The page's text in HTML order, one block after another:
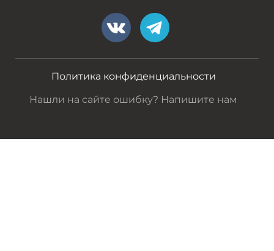
Политика конфиденциальности
Нашли на сайте ошибку? Напишите нам